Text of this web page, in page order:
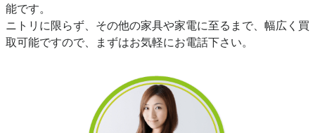
能です。
ニトリに限らず、その他の家具や家電に至るまで、幅広く買
取可能ですので、まずはお気軽にお電話下さい。